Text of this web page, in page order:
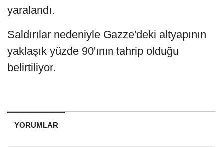
yaralandı.
Saldırılar nedeniyle Gazze'deki altyapının
yaklaşık yüzde 90'ının tahrip olduğu
belirtiliyor.
YORUMLAR